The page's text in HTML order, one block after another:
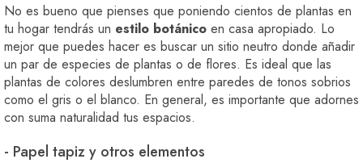
No es bueno que pienses que poniendo cientos de plantas en
tu hogar tendrás un estilo botánico en casa apropiado. Lo
mejor que puedes hacer es buscar un sitio neutro donde añadir
un par de especies de plantas o de flores. Es ideal que las
plantas de colores deslumbren entre paredes de tonos sobrios
como el gris o el blanco. En general, es importante que adornes
con suma naturalidad tus espacios.
- Papel tapiz y otros elementos